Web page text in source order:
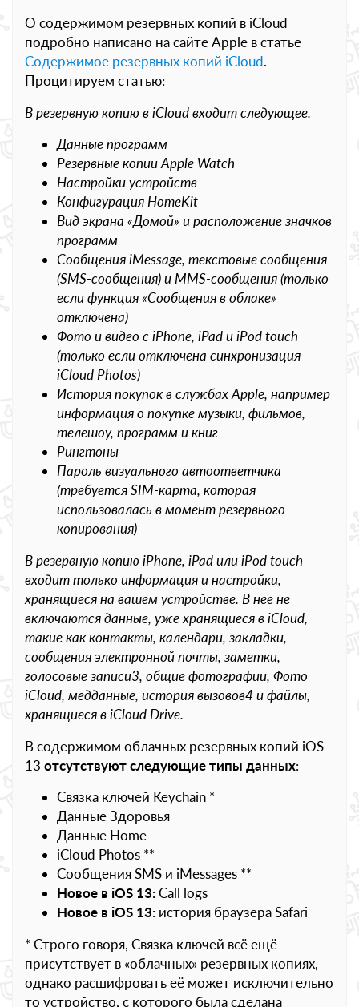
О содержимом резервных копий в iCloud
подробно написано на сайте Apple в статье
Содержимое резервных копий iCloud.
Процитируем статью:
В резервную копию в iCloud входит следующее.
Данные программ
Резервные копии Apple Watch
Настройки устройств
Конфигурация HomeKit
Вид экрана «Домой» и расположение значков
программ
Сообщения iMessage, текстовые сообщения
(SMS-сообщения) и MMS-сообщения (только
если функция «Сообщения в облаке»
отключена)
Фото и видео с iPhone, iPad и iPod touch
(только если отключена синхронизация
iCloud Photos)
История покупок в службах Apple, например
информация о покупке музыки, фильмов,
телешоу, программ и книг
Рингтоны
Пароль визуального автоответчика
(требуется SIM-карта, которая
использовалась в момент резервного
копирования)
В резервную копию iPhone, iPad или iPod touch
входит только информация и настройки,
хранящиеся на вашем устройстве. В нее не
включаются данные, уже хранящиеся в iCloud,
такие как контакты, календари, закладки,
сообщения электронной почты, заметки,
голосовые записи3, общие фотографии, Фото
iCloud, медданные, история вызовов4 и файлы,
хранящиеся в iCloud Drive.
В содержимом облачных резервных копий iOS
13 отсутствуют следующие типы данных:
Связка ключей Keychain *
Данные Здоровья
Данные Home
iCloud Photos **
Сообщения SMS и iMessages **
Новое в iOS 13:Call logs
Новое в iOS 13: история браузера Safari
* Строго говоря, Связка ключей всё ещё
присутствует в «облачных» резервных копиях,
однако расшифровать её может исключительно
то устройство, с которого была сделана